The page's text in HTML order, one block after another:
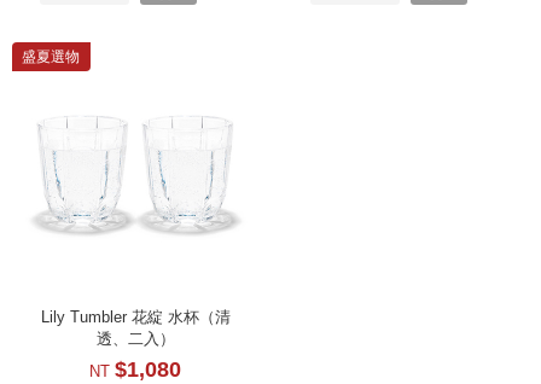
盛夏選物
Lily Tumbler 花綻 水杯（清
透、二入）
NT $1,080